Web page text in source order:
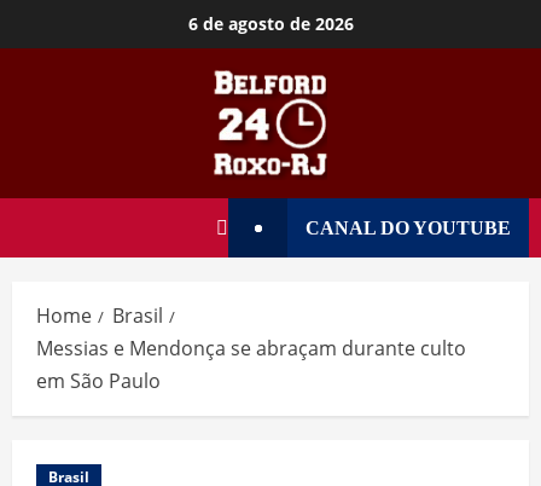
6 de agosto de 2026
CANAL DO YOUTUBE
Home
Brasil
Messias e Mendonça se abraçam durante culto
em São Paulo
Brasil